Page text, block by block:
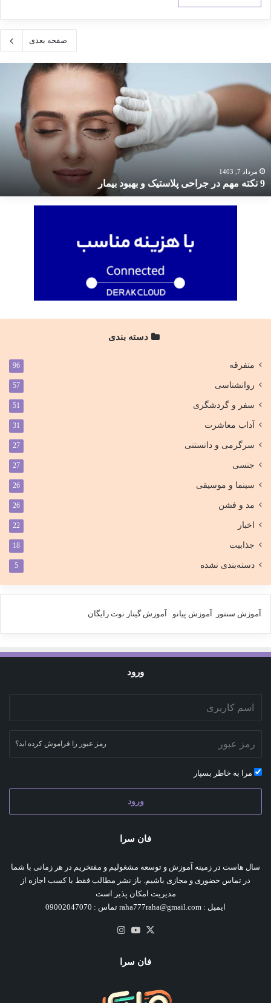
صفحه بعدی
مهم
جراحی
پلاستیک
و
بیمارمرداد 7, 1403
9 نکته مهم در جراحی پلاستیک و بهبود بیمار
دسته بندی
متفرقه 96
روانشناسی 57
سفر و گردشگری 51
آداب معاشرت 31
سرگرمی و دانستنی 27
جنسی 27
سینما و موسیقی 26
مد و فشن 26
اخبار 22
جذابیت 18
دسته‌بندی نشده 5
آموزش سنتور آموزش پیانو آموزش گیتار نوت رایگان
ورود
رمز عبور را فراموش کرده اید؟
مرا به خاطر بسپار
ورود
فان سرا
سال هاست در زمینه آموزش و توسعه مشغولیم و مفتخریم در هر زمانی با شما
در تماس حضوری و مجازی باشیم. باز نشر مطالب فقط با کسب اجازه از
مدیریت امکان پذیر است
ایمیل : raha777raha@gmail.com تماس : 09002047070
X یوتیوب
فان سرا